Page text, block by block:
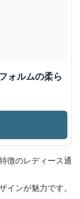
ォルムの柔ら
徴のレディース通
インが魅力です。